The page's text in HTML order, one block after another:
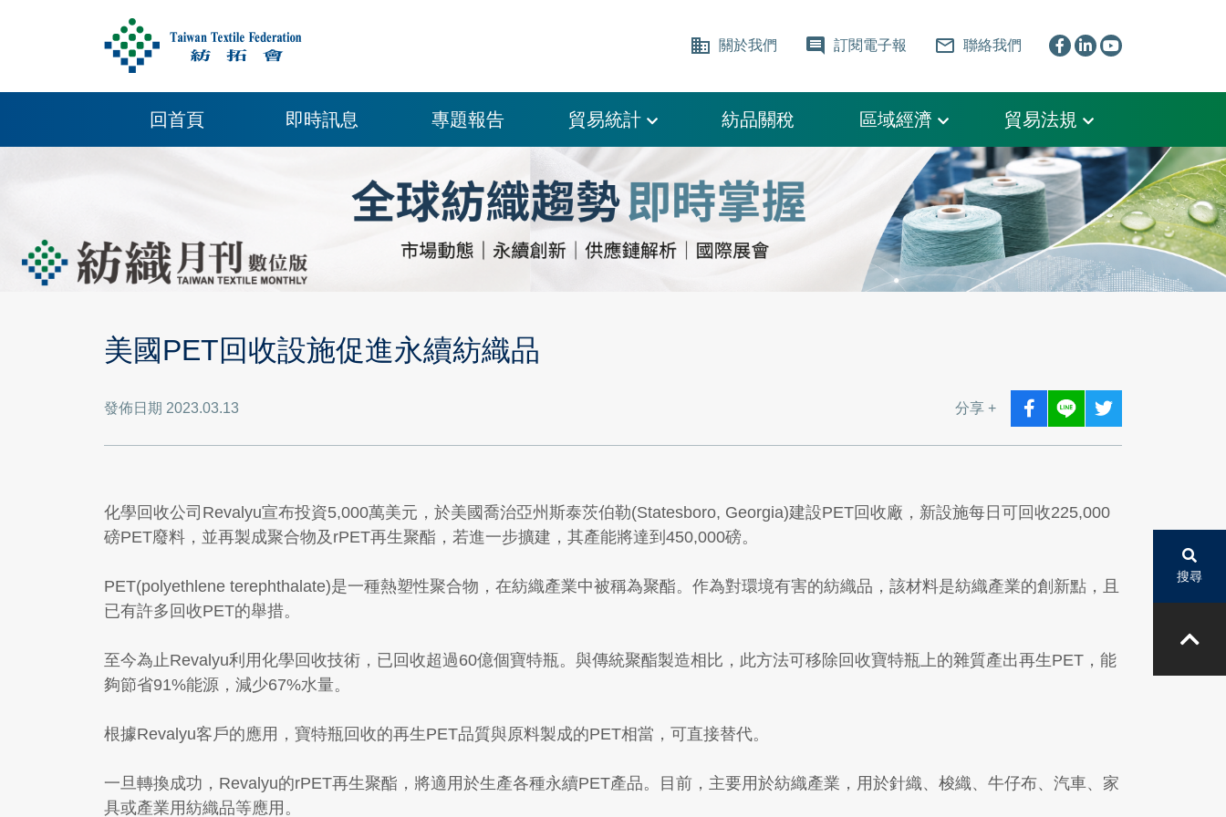
美國PET回收設施促進永續紡織品
發佈日期 2023.03.13 分享 +
化學回收公司Revalyu宣布投資5,000萬美元，於美國喬治亞州斯泰茨伯勒(Statesboro, Georgia)建設PET回收廠，新設施每日可回收225,000
磅PET廢料，並再製成聚合物及rPET再生聚酯，若進一步擴建，其產能將達到450,000磅。
PET(polyethlene terephthalate)是一種熱塑性聚合物，在紡織產業中被稱為聚酯。作為對環境有害的紡織品，該材料是紡織產業的創新點，且
已有許多回收PET的舉措。
至今為止Revalyu利用化學回收技術，已回收超過60億個寶特瓶。與傳統聚酯製造相比，此方法可移除回收寶特瓶上的雜質產出再生PET，能
夠節省91%能源，減少67%水量。
根據Revalyu客戶的應用，寶特瓶回收的再生PET品質與原料製成的PET相當，可直接替代。
一旦轉換成功，Revalyu的rPET再生聚酯，將適用於生產各種永續PET產品。目前，主要用於紡織產業，用於針織、梭織、牛仔布、汽車、家
具或產業用紡織品等應用。
business 關於我們 comment 訂閱電子報 mail_outline 聯絡我們
回首頁 即時訊息 專題報告 貿易統計 紡品關稅 區域經濟 貿易法規
搜尋